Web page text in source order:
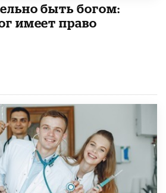
быть богом:
имеет право